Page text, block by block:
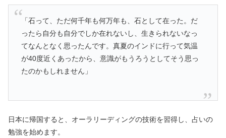
「石って、ただ何千年も何万年も、石として在った。だ
ったら自分も自分でしか在れないし、生きられないなっ
てなんとなく思ったんです。真夏のインドに行って気温
が40度近くあったから、意識がもうろうとしてそう思っ
たのかもしれません」
日本に帰国すると、オーラリーディングの技術を習得し、占いの
勉強を始めます。